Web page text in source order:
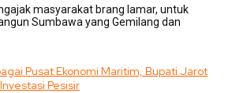
masyarakat brang lamar, untuk
Sumbawa yang Gemilang dan
Pusat Ekonomi Maritim, Bupati Jarot
Pesisir